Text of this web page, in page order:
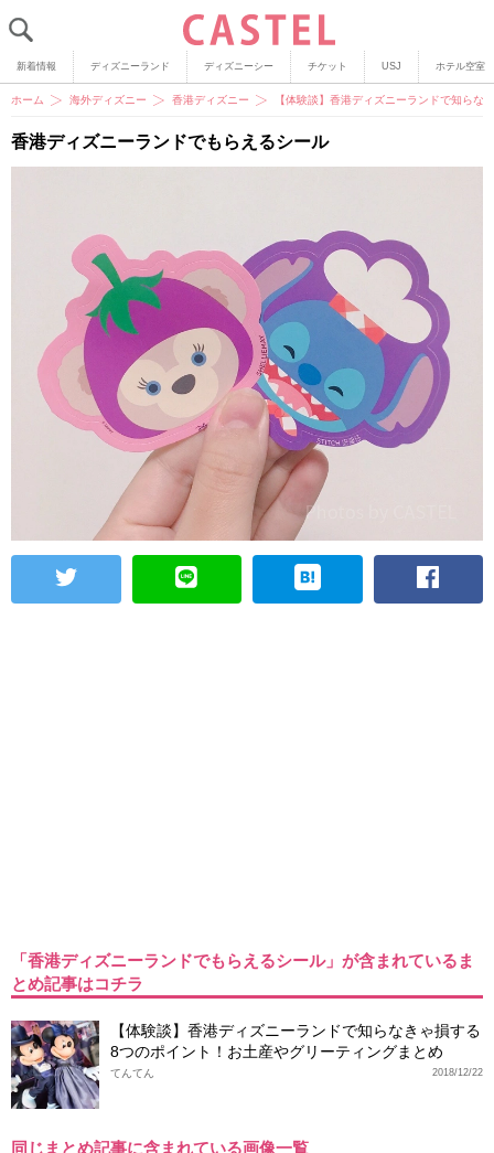
新着情報 ディズニーランド ディズニーシー チケット USJ ホテル空室
ホーム 海外ディズニー 香港ディズニー 【体験談】香港ディズニーランドで知ら
香港ディズニーランドでもらえるシール
「香港ディズニーランドでもらえるシール」が含まれているま
とめ記事はコチラ
【体験談】香港ディズニーランドで知らなきゃ損する
8つのポイント！お土産やグリーティングまとめ
2018/12/22
てんてん
同じまとめ記事に含まれている画像一覧